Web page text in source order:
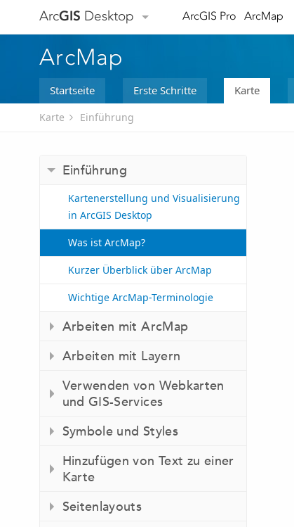
ArcGIS Desktop ArcGIS Pro ArcMap
ArcMap
Startseite Erste Schritte Karte
Karte Einführung
Einführung
Kartenerstellung und Visualisierung
in ArcGIS Desktop
Was ist ArcMap?
Kurzer Überblick über ArcMap
Wichtige ArcMap-Terminologie
Arbeiten mit ArcMap
Arbeiten mit Layern
Verwenden von Webkarten
und GIS-Services
Symbole und Styles
Hinzufügen von Text zu einer
Karte
Seitenlayouts